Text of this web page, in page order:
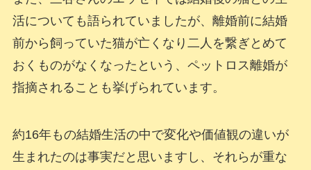
活についても語られていましたが、離婚前に結婚
前から飼っていた猫が亡くなり二人を繋ぎとめて
おくものがなくなったという、ペットロス離婚が
指摘されることも挙げられています。
約16年もの結婚生活の中で変化や価値観の違いが
生まれたのは事実だと思いますし、それらが重な